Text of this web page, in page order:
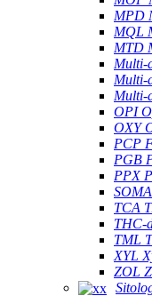
MPD
MQL
MTD
Multi-
Multi-
Multi-
OPI
OXY
PCP
PGB
PPX
TCA
THC-
TML
XYL
ZOL